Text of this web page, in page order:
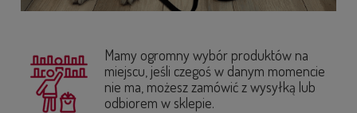
Mamy ogromny wybór produktów na
miejscu, jeśli czegoś w danym momencie
nie ma, możesz zamówić z wysyłką lub
odbiorem w sklepie.